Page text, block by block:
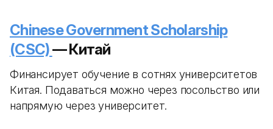
Chinese Government Scholarship
(CSC)— Китай
Финансирует обучение в сотнях университетов
Китая. Подаваться можно через посольство или
напрямую через университет.